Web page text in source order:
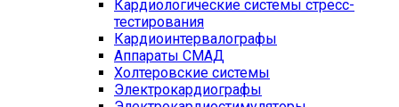
Кардиологические системы стресс-
тестирования
Кардиоинтервалографы
Аппараты СМАД
Холтеровские системы
Электрокардиографы